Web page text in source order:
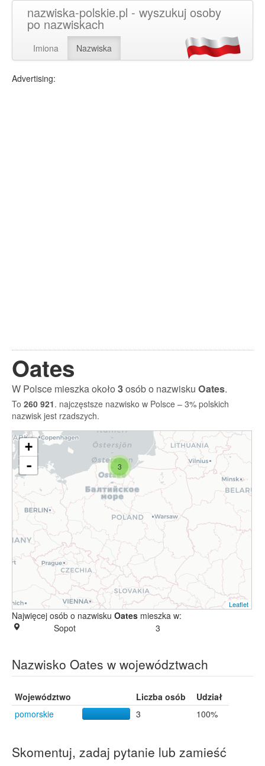
nazwiska-polskie.pl - wyszukuj osoby
po nazwiskach
Imiona Nazwiska
Advertising:
Oates
W Polsce mieszka około3osób o nazwisku Oates.
To 260 921. najczęstsze nazwisko w Polsce – 3% polskich
nazwisk jest rzadszych.
3
+
-
Leaflet
Najwięcej osób o nazwisku Oates mieszka w:
Sopot
3
Nazwisko Oates w województwach
Województwo Liczba osób
Udział
pomorskie
3 100%
Skomentuj, zadaj pytanie lub zamieść